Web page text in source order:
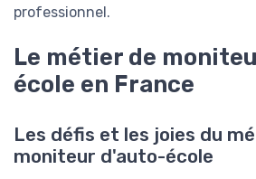
professionnel.
Le métier de
école en France
Les défis et les joies du
moniteur d'auto-école